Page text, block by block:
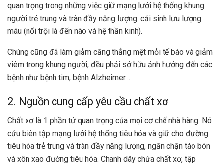
quan trọng trong những việc giữ mạng lưới hệ thống khung
người trẻ trung và tràn đầy năng lượng. cải sinh lưu lượng
máu (nổi trội là đến não và hệ thần kinh).
Chúng cũng đã làm giảm căng thẳng mệt mỏi tế bào và giảm
viêm trong khung người, đều phải sở hữu ảnh hưởng đến các
bệnh như bệnh tim, bệnh Alzheimer…
2. Nguồn cung cấp yêu cầu chất xơ
Chất xơ là 1 phần tử quan trọng của mọi cơ chế nhà hàng. Nó
cứu biên tập mạng lưới hệ thống tiêu hóa và giữ cho đường
tiêu hóa trẻ trung và tràn đầy năng lượng, ngăn chặn táo bón
và xôn xao đường tiêu hóa. Chanh dây chứa chất xơ, tập